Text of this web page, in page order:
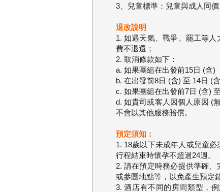
3、兒童標準：兒童與成人同價
退改說明
1. 如遇天氣、戰爭、罷工等
費不退還；
2. 取消條款如下：
a. 如果團組在出發前15日 (含)
b. 在出發前8日 (含) 至 14日 (
c. 如果團組在出發前7日 (含)
d. 如貴司或客人因個人原因 (
不會以其他服務賠償。
預定須知：
1. 18歲以下未成年人或兒童
行程結束時懷孕不超過24週。
2. 請在預定時務必提供準確
或參團地點等，以免產生預定
3. 酒店有不同的房間類型，